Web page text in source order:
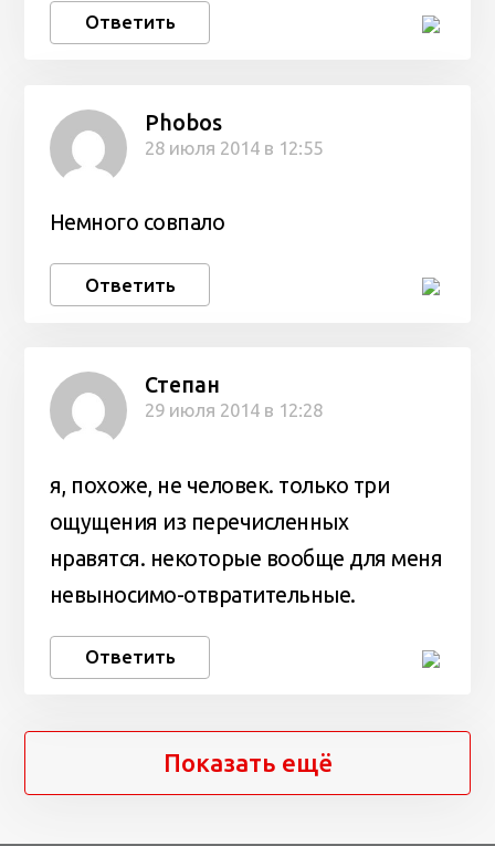
Ответить
Phobos
28 июля 2014 в 12:55
Немного совпало
Ответить
Степан
29 июля 2014 в 12:28
я, похоже, не человек. только три
ощущения из перечисленных
нравятся. некоторые вообще для меня
невыносимо-отвратительные.
Ответить
Показать ещё